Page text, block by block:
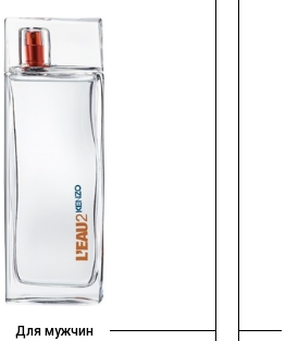
Для мужчин